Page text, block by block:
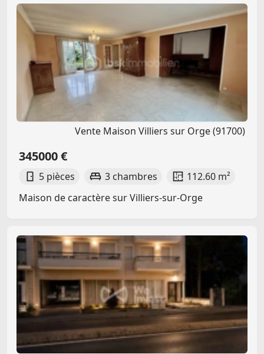
Vente Maison Villiers sur Orge (91700)
345000 €
5 pièces 3 chambres
112.60 m²
Maison de caractère sur Villiers-sur-Orge